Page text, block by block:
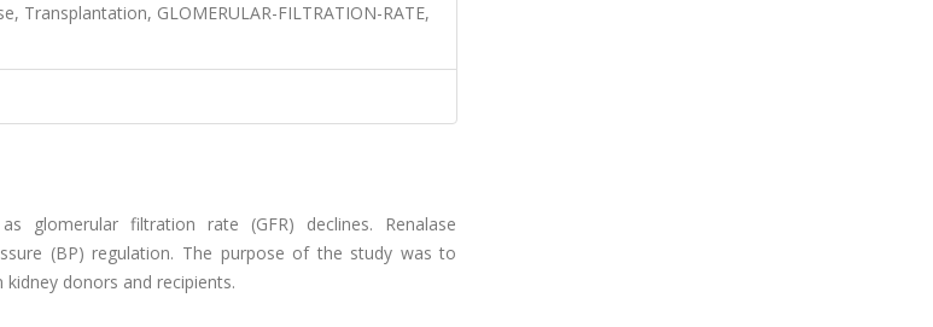
Transplantation, GLOMERULAR-FILTRATION-RATE,
glomerular filtration rate (GFR) declines. Renalase
(BP) regulation. The purpose of the study was to
donors and recipients.